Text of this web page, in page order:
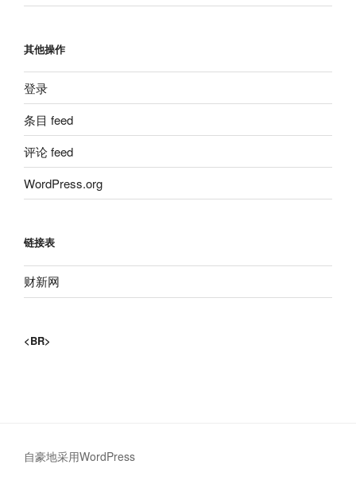
其他操作
登录
条目 feed
评论 feed
WordPress.org
链接表
财新网
<BR>
自豪地采用WordPress